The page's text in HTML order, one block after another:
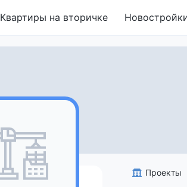
Квартиры на вторичке
Проекты